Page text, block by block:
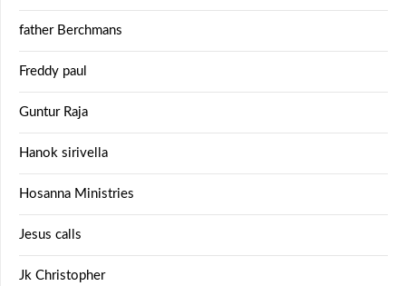
father Berchmans
Freddy paul
Guntur Raja
Hanok sirivella
Hosanna Ministries
Jesus calls
Jk Christopher